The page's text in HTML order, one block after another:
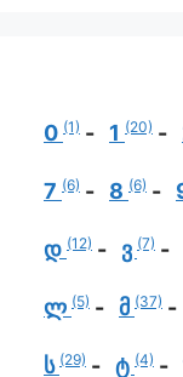
0 (1) 1 (20)
7 (6) 8 (6)
დ (12) ვ (7)
ლ (5) მ (37)
ს (29) ტ (4)